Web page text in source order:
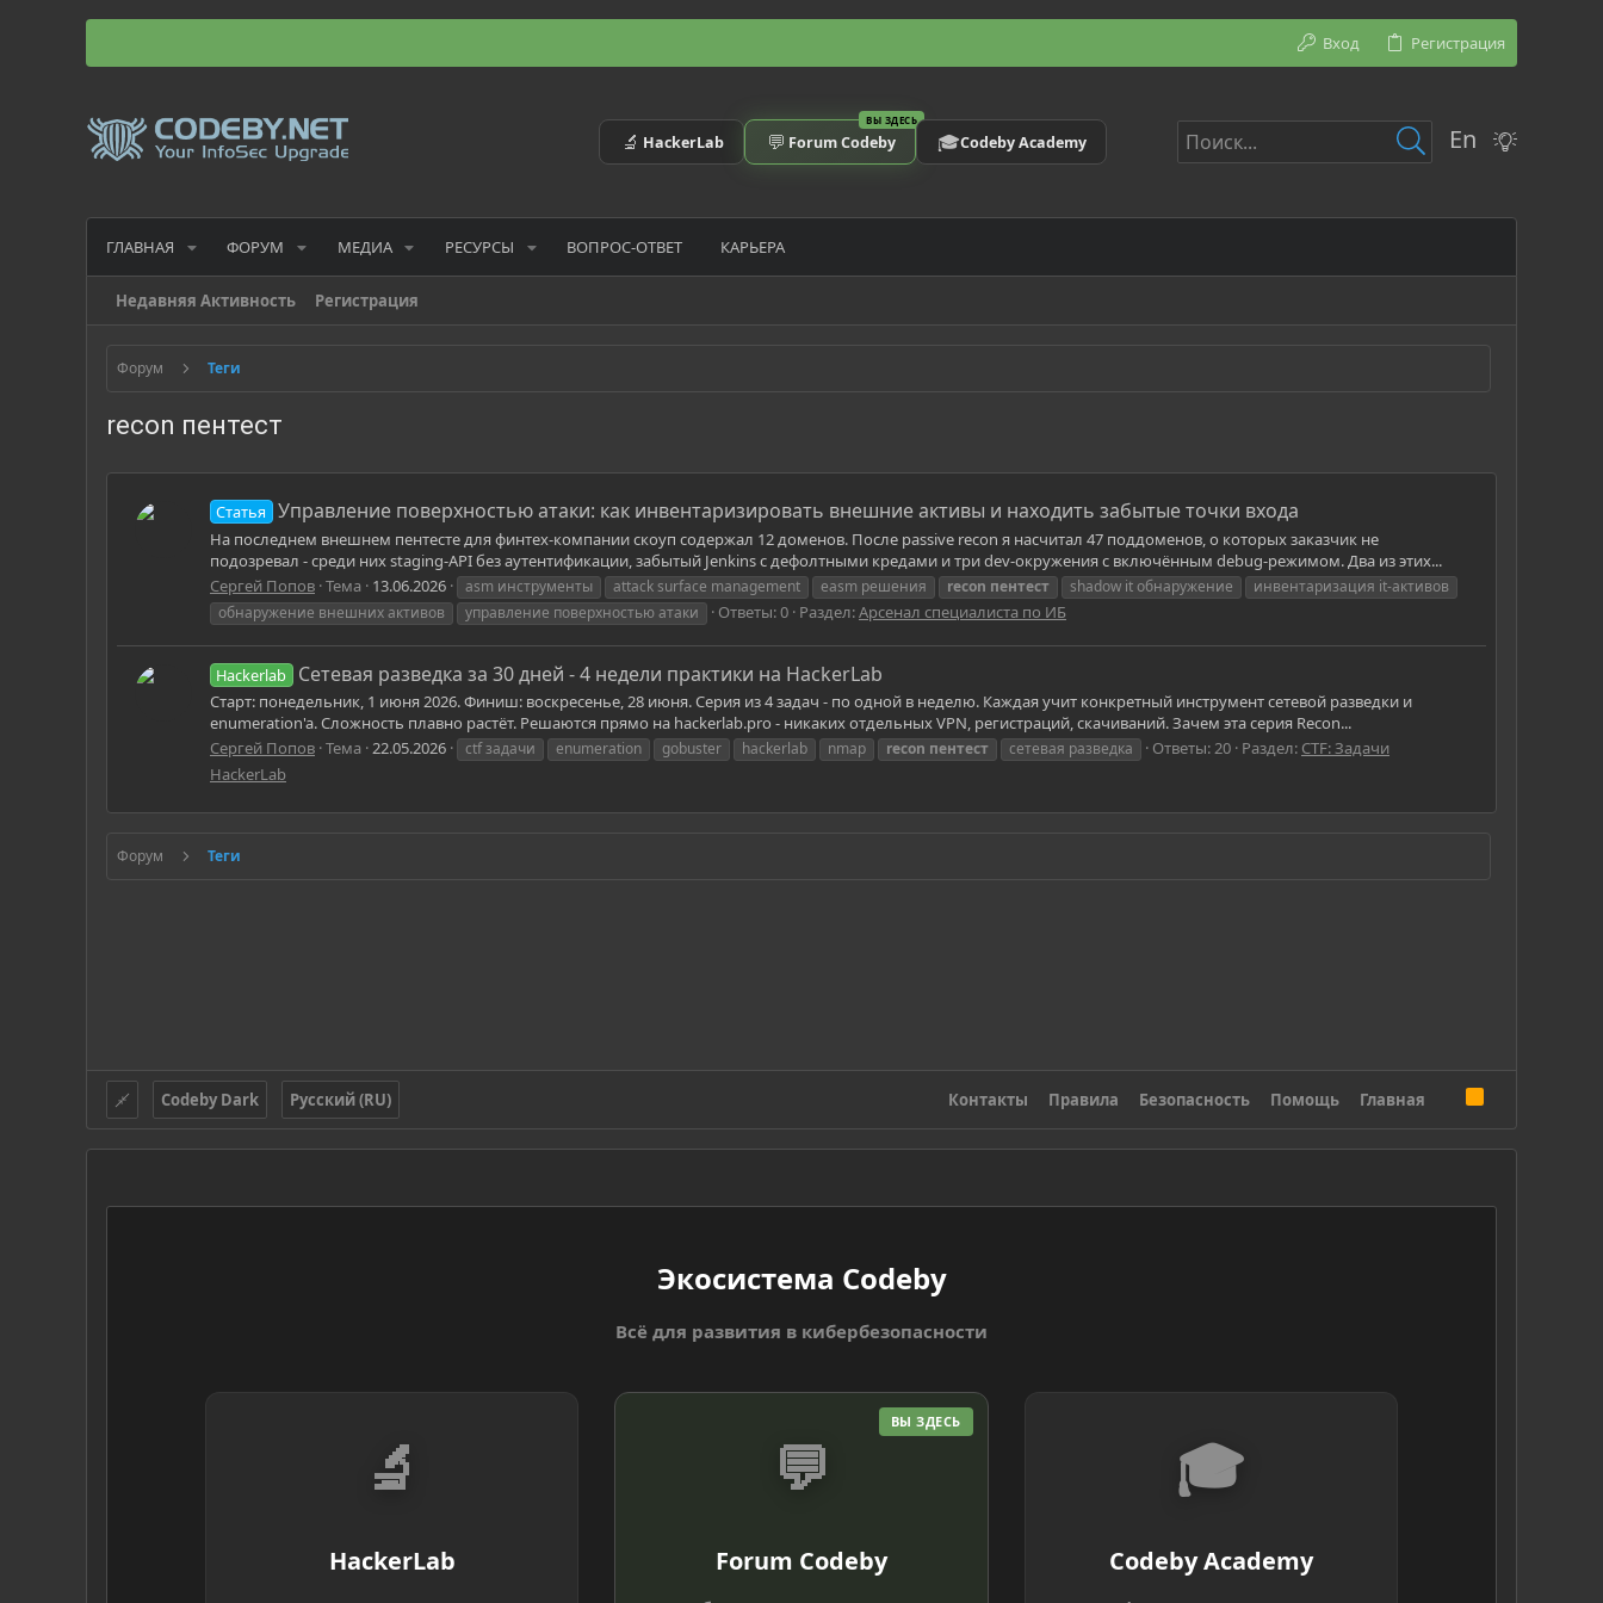
Вход Регистрация
🔬 HackerLab
ВЫ ЗДЕСЬ
💬 Forum Codeby 🎓Codeby Academy En
ГЛАВНАЯ ФОРУМ МЕДИА РЕСУРСЫ ВОПРОС-ОТВЕТ КАРЬЕРА
Недавняя Активность Регистрация
Форум Теги
recon пентест
Статья Управление поверхностью атаки: как инвентаризировать внешние активы и находить забытые точки входа
На последнем внешнем пентесте для финтех-компании скоуп содержал 12 доменов. После passive recon я насчитал 47 поддоменов, о которых заказчик не
подозревал - среди них staging-API без аутентификации, забытый Jenkins с дефолтными кредами и три dev-окружения с включённым debug-режимом. Два из этих...
Сергей Попов Тема 13.06.2026 asm инструменты attack surface management easm решения recon пентест shadow it обнаружение
инвентаризация it-активов
обнаружение внешних активов
управление поверхностью атаки Ответы: 0 Раздел:Арсенал специалиста по ИБ
Hackerlab Сетевая разведка за 30 дней - 4 недели практики на HackerLab
Старт: понедельник, 1 июня 2026. Финиш: воскресенье, 28 июня. Серия из 4 задач - по одной в неделю. Каждая учит конкретный инструмент сетевой разведки и
enumeration'a. Сложность плавно растёт. Решаются прямо на hackerlab.pro - никаких отдельных VPN, регистраций, скачиваний. Зачем эта серия Recon...
Сергей Попов Тема 22.05.2026 ctf задачи enumeration gobuster hackerlab nmap recon пентест сетевая разведка Ответы: 20 Раздел: CTF: Задачи
HackerLab
Форум Теги
Codeby Dark Русский (RU) Контакты Правила Безопасность Помощь Главная
S
Экосистема Codeby
Всё для развития в кибербезопасности
🔬
HackerLab
ВЫ ЗДЕСЬ
💬
Forum Codeby
🎓
Codeby Academy